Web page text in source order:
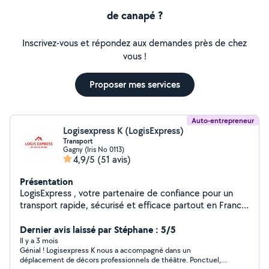
de canapé ?
Inscrivez-vous et répondez aux demandes près de chez
vous !
Proposer mes services
Auto-entrepreneur
Logisexpress K (LogisExpress)
Transport
Gagny (Iris No 0113)
4,9/5 (51 avis)
Présentation
LogisExpress , votre partenaire de confiance pour un
transport rapide, sécurisé et efficace partout en France.
livraisons ponctuelles et un service de qualité.
Dernier avis laissé par Stéphane : 5/5
Il y a 3 mois
Génial ! Logisexpress K nous a accompagné dans un
déplacement de décors professionnels de théâtre. Ponctuel,